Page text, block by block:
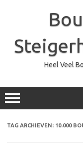
Heel Veel
TAG ARCHIEVEN: 10.000